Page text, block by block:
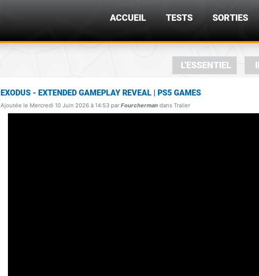
ACCUEIL TESTS SORTIES
L'ESSENTIEL
EXODUS - EXTENDED GAMEPLAY REVEAL | PS5 GAMES
Ajoutée le Mercredi 10 Juin 2026 à 14:53 parFourchermandans Trailer